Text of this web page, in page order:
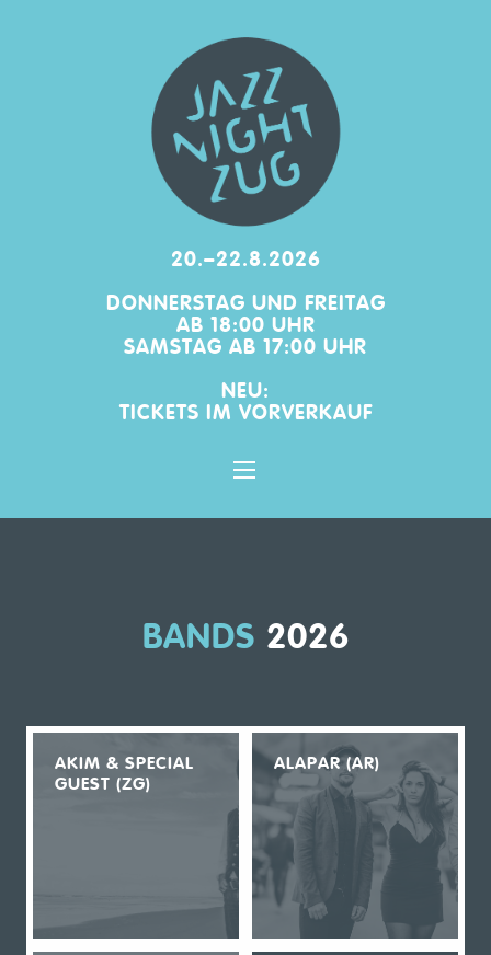
20.–22.8.2026
DONNERSTAG UND FREITAG
AB 18:00 UHR
SAMSTAG AB 17:00 UHR
NEU:
TICKETS IM VORVERKAUF
BANDS 2026
AKIM & SPECIAL
GUEST (ZG)
ALAPAR (AR)